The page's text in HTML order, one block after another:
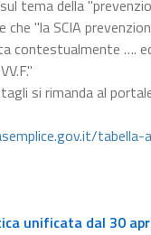
tema della
che "la SCIA
contestualmente ….
si rimanda al
tabella-
unificata dal 30